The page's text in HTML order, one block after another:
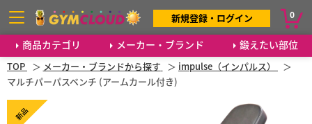
商品カテゴリ メーカー・ブランド 鍛えたい部位
新規登録・ログイン 0
TOP メーカー・ブランドから探す
impulse（インパルス）
マルチパーパスベンチ (アームカール付き)
新品